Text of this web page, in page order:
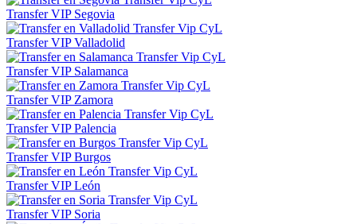
Transfer VIP Segovia
Transfer VIP Valladolid
Transfer VIP Salamanca
Transfer VIP Zamora
Transfer VIP Palencia
Transfer VIP Burgos
Transfer VIP León
Transfer VIP Soria